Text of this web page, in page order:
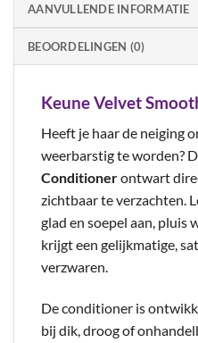
AANVULLENDE INFORMATIE
BEOORDELINGEN (0)
Keune Velvet
Heeft je haar de neiging
weerbarstig te worden?
Conditionerontwart
zichtbaar te verzachten.
glad en soepel aan, pluis
krijgt een gelijkmatige,
verzwaren.
De conditioner is
bij dik, droog of